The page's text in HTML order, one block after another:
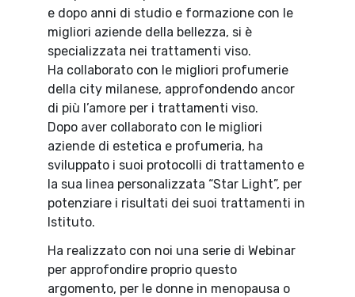
e dopo anni di studio e formazione con le
migliori aziende della bellezza, si è
specializzata nei trattamenti viso.
Ha collaborato con le migliori profumerie
della city milanese, approfondendo ancor
di più l’amore per i trattamenti viso.
Dopo aver collaborato con le migliori
aziende di estetica e profumeria, ha
sviluppato i suoi protocolli di trattamento e
la sua linea personalizzata “Star Light”, per
potenziare i risultati dei suoi trattamenti in
Istituto.
Ha realizzato con noi una serie di Webinar
per approfondire proprio questo
argomento, per le donne in menopausa o